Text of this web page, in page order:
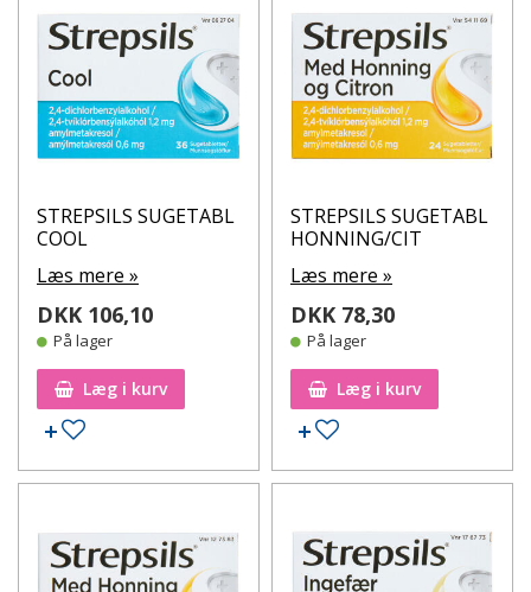
STREPSILS SUGETABL
COOL
Læs mere »
DKK 106,10
På lager
Læg i kurv
Tilføj til ønskeseddel
STREPSILS SUGETABL
HONNING/CIT
Læs mere »
DKK 78,30
På lager
Læg i kurv
Tilføj til ønskeseddel